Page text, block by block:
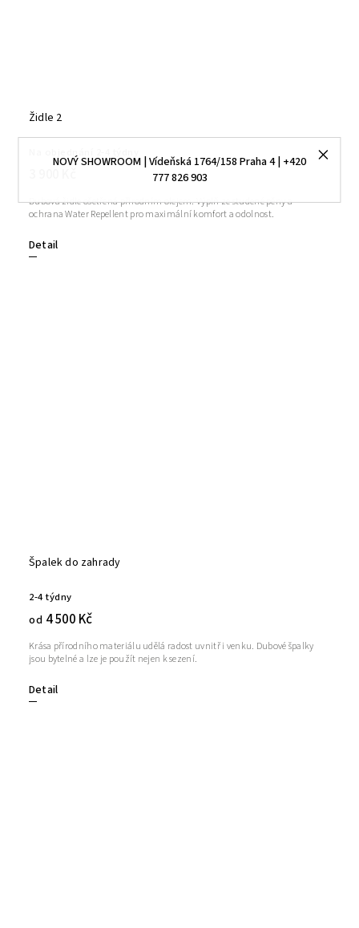
NOVÝ SHOWROOM | Vídeňská 1764/158 Praha 4 | +420
777 826 903
Židle 2
Na objednání 2-4 týdny
Detail
Dubová židle ošetřená přírodním olejem. Výplň ze studené pěny a
ochrana Water Repellent pro maximální komfort a odolnost.
Špalek do zahrady
2-4 týdny
od 4 500 Kč
Detail
Krása přírodního materiálu udělá radost uvnitř i venku. Dubové špalky
jsou bytelné a lze je použít nejen k sezení.